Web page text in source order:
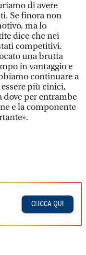
di avere
Se finora non
ma lo
dice che nei
competitivi.
una brutta
in vantaggio e
continuare a
più cinici,
dove per entrambe
e la componente
CLICCA QUI